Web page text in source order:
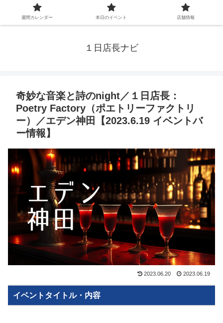
１日店長ナビ
奇妙な音楽と詩のnight／１日店長：
Poetry Factory（ポエトリーファクトリ
ー）／エデン神田【2023.6.19 イベントバ
ー情報】
2023.06.20 2023.06.19
イベントタイトル・内容
週間カレンダー 本日のイベント 店舗情報